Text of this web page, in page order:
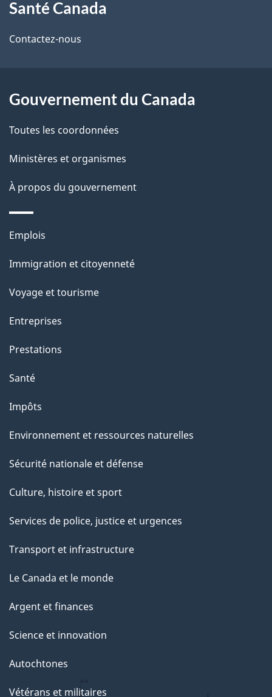
i
l
d
e
p
a
propos
de
site
Santé Canada
Contactez-nous
Gouvernement du Canada
Toutes les coordonnées
Ministères et organismes
À propos du gouvernement
Thèmes
sujets
Emplois
Immigration et citoyenneté
Voyage et tourisme
Entreprises
Prestations
Santé
Impôts
Environnement et ressources naturelles
Sécurité nationale et défense
Culture, histoire et sport
Services de police, justice et urgences
Transport et infrastructure
Le Canada et le monde
Argent et finances
Science et innovation
Autochtones
Vétérans et militaires